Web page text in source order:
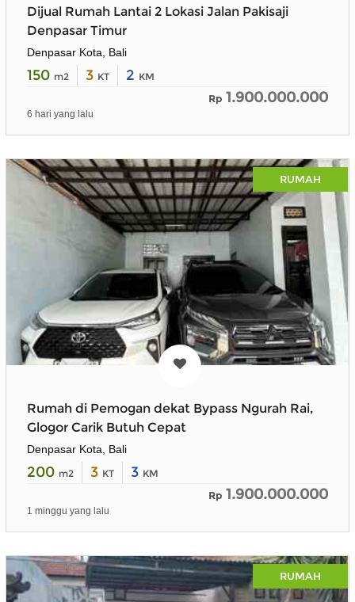
Dijual Rumah Lantai 2 Lokasi Jalan Pakisaji
Denpasar Timur
Denpasar Kota, Bali
150 m2 3 KT 2 KM
Rp 1.900.000.000
6 hari yang lalu
RUMAH
Rumah di Pemogan dekat Bypass Ngurah Rai,
Glogor Carik Butuh Cepat
Denpasar Kota, Bali
200 m2 3 KT 3 KM
Rp 1.900.000.000
1 minggu yang lalu
RUMAH